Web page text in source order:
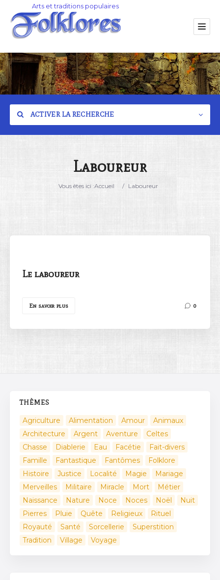
ACTIVER LA RECHERCHE
Catégorie
Laboureur
Vous êtes ici :Accueil / Laboureur
Le laboureur
En savoir plus 0
THÈMES
Agriculture Alimentation Amour
Animaux
Architecture
Argent Aventure
Celtes
Chasse
Diablerie Eau Facétie
Fait-divers
Famille
Fantastique Fantômes
Folklore
Histoire
Justice Localité Magie
Mariage
Merveilles
Militaire Miracle Mort
Métier
Naissance
Nature Noce Noces Noël
Nuit
Pierres
Pluie Quête Religieux
Rituel
Royauté
Santé Sorcellerie
Superstition
Tradition
Village Voyage